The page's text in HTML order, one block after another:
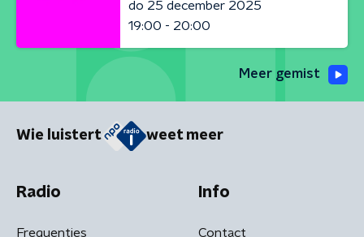
do 25 december 2025
19:00 - 20:00
Meer gemist
Wie luistert weet meer
Radio
Frequenties
Info
Contact